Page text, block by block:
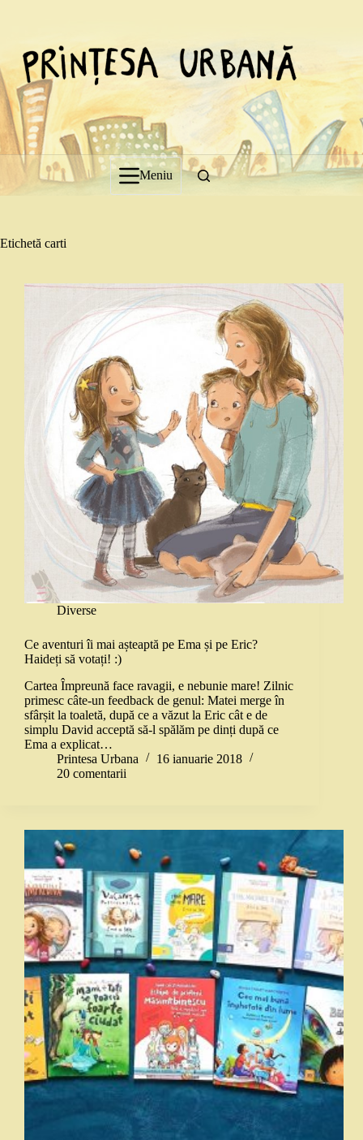
Meniu
Etichetă carti
Diverse
Ce aventuri îi mai așteaptă pe Ema și pe Eric?
Haideți să votați! :)
Cartea Împreună face ravagii, e nebunie mare! Zilnic
primesc câte-un feedback de genul: Matei merge în
sfârșit la toaletă, după ce a văzut la Eric cât e de
simplu David acceptă să-l spălăm pe dinți după ce
Ema a explicat…
Printesa Urbana
16 ianuarie 2018
20 comentarii